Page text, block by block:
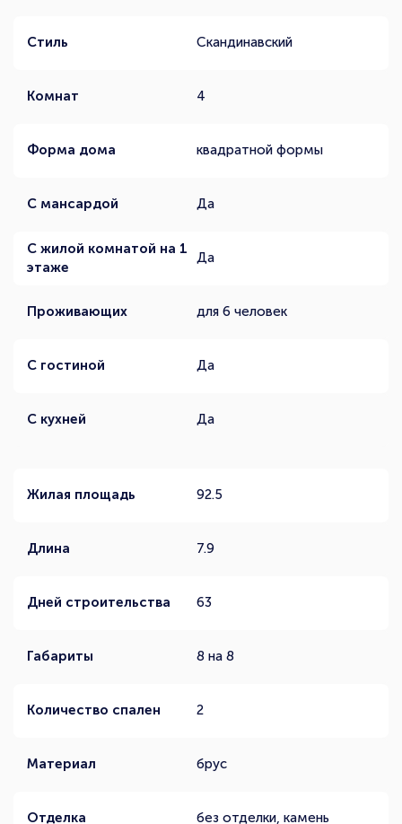
Стиль Скандинавский
Комнат 4
Форма дома квадратной формы
С мансардой Да
С жилой комнатой на 1
этаже
Да
Проживающих для 6 человек
С гостиной Да
С кухней Да
Жилая площадь 92.5
Длина 7.9
Дней строительства 63
Габариты 8 на 8
Количество спален 2
Материал брус
Отделка без отделки, камень